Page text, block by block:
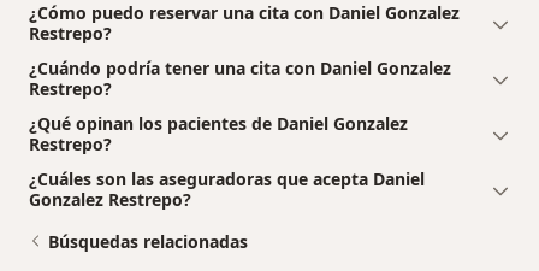
¿Cómo puedo reservar una cita con Daniel Gonzalez
Restrepo?
¿Cuándo podría tener una cita con Daniel Gonzalez
Restrepo?
¿Qué opinan los pacientes de Daniel Gonzalez
Restrepo?
¿Cuáles son las aseguradoras que acepta Daniel
Gonzalez Restrepo?
Búsquedas relacionadas